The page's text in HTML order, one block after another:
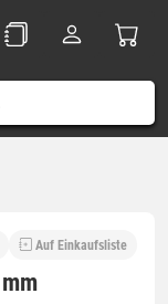
Auf Einkaufsliste